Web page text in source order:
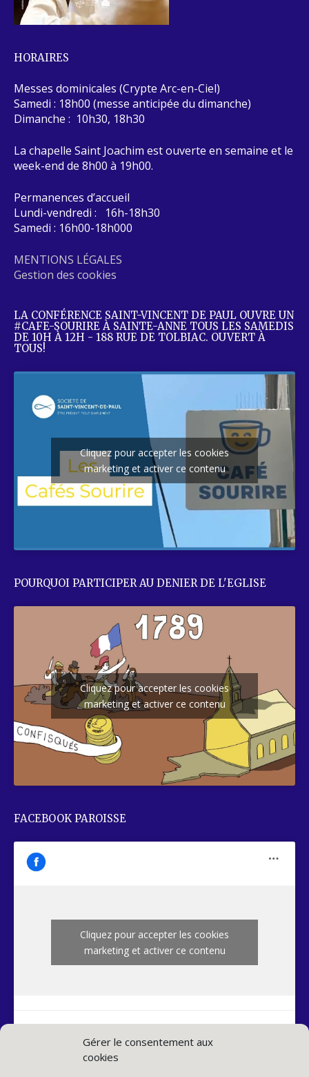
Gérer le consentement aux
cookies
HORAIRES
Messes dominicales (Crypte Arc-en-Ciel)
Samedi : 18h00 (messe anticipée du dimanche)
Dimanche : 10h30, 18h30
La chapelle Saint Joachim est ouverte en semaine et le
week-end de 8h00 à 19h00.
Permanences d’accueil
Lundi-vendredi : 16h-18h30
Samedi : 16h00-18h000
MENTIONS LÉGALES
Gestion des cookies
LA CONFÉRENCE SAINT-VINCENT DE PAUL OUVRE UN
#CAFE-SOURIRE À SAINTE-ANNE TOUS LES SAMEDIS
DE 10H À 12H - 188 RUE DE TOLBIAC. OUVERT À
TOUS!
Cliquez pour accepter les cookies
marketing et activer ce contenu
POURQUOI PARTICIPER AU DENIER DE L'EGLISE
Cliquez pour accepter les cookies
marketing et activer ce contenu
FACEBOOK PAROISSE
Cliquez pour accepter les cookies
marketing et activer ce contenu